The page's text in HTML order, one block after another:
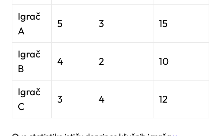
Igrač
A
5 3 15
Igrač
B
4 2 10
Igrač
C
3 4 12